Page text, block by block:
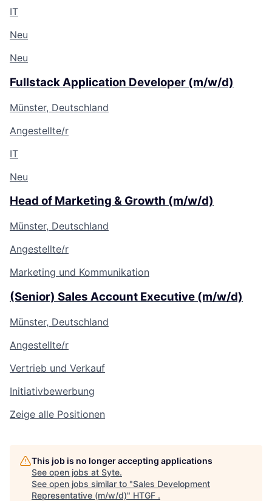
IT
Neu
Neu
Fullstack Application Developer (m/w/d)
Münster, Deutschland
Angestellte/r
IT
Neu
Head of Marketing & Growth (m/w/d)
Münster, Deutschland
Angestellte/r
Marketing und Kommunikation
(Senior) Sales Account Executive (m/w/d)
Münster, Deutschland
Angestellte/r
Vertrieb und Verkauf
Initiativbewerbung
Zeige alle Positionen
This job is no longer accepting applications
See open jobs at Syte.
See open jobs similar to "Sales Development
Representative (m/w/d)" HTGF .